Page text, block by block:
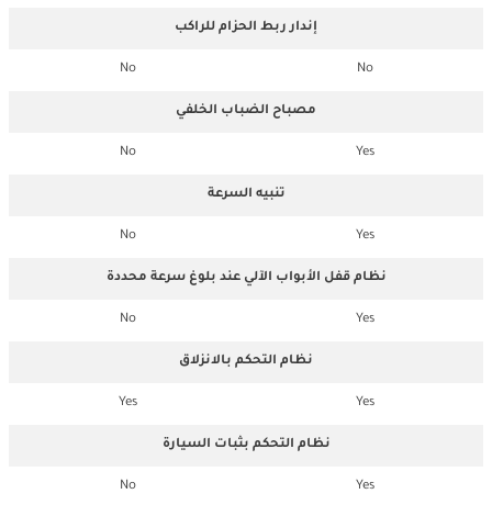
إندار ربط الحزام للراكب
No
No
مصباح الضباب الخلفي
Yes
No
تنبيه السرعة
Yes
No
نظام قفل الأبواب الآلي عند بلوغ سرعة محددة
Yes
No
نظام التحكم بالانزلاق
Yes
Yes
نظام التحكم بثبات السيارة
Yes
No